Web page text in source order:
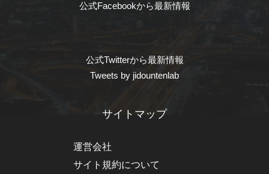
公式Facebookから最新情報
公式Twitterから最新情報
Tweets by jidountenlab
サイトマップ
運営会社
サイト規約について